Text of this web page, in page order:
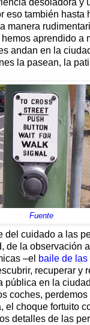
eso también hasta
manera
hemos aprendido a
andan en la
la pasean, la
Fuente
del cuidado a las
de la observación
–el baile de las
recuperar y
pública en la
coches,
el choque fortuito
detalles de las